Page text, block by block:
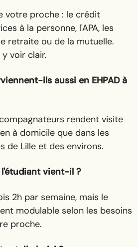
votre proche : le crédit
à la personne, l'APA, les
retraite ou de la mutuelle.
voir clair.
ils aussi en EHPAD à
rendent visite
à domicile que dans les
de Lille et des environs.
vient-il ?
2h par semaine, mais le
modulable selon les besoins
proche.